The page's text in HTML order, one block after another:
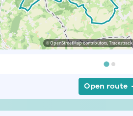
© OpenStreetMap contributors, Tracestrack
Open route